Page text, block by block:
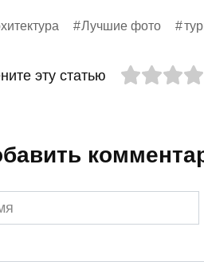
Лучшие фото
эту статью